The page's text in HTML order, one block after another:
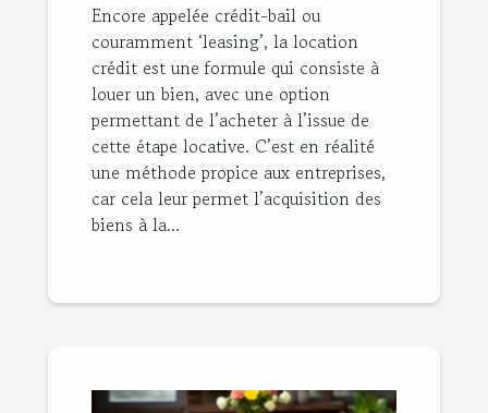
Encore appelée crédit-bail ou
couramment ‘leasing’, la location
crédit est une formule qui consiste à
louer un bien, avec une option
permettant de l’acheter à l’issue de
cette étape locative. C’est en réalité
une méthode propice aux entreprises,
car cela leur permet l’acquisition des
biens à la...